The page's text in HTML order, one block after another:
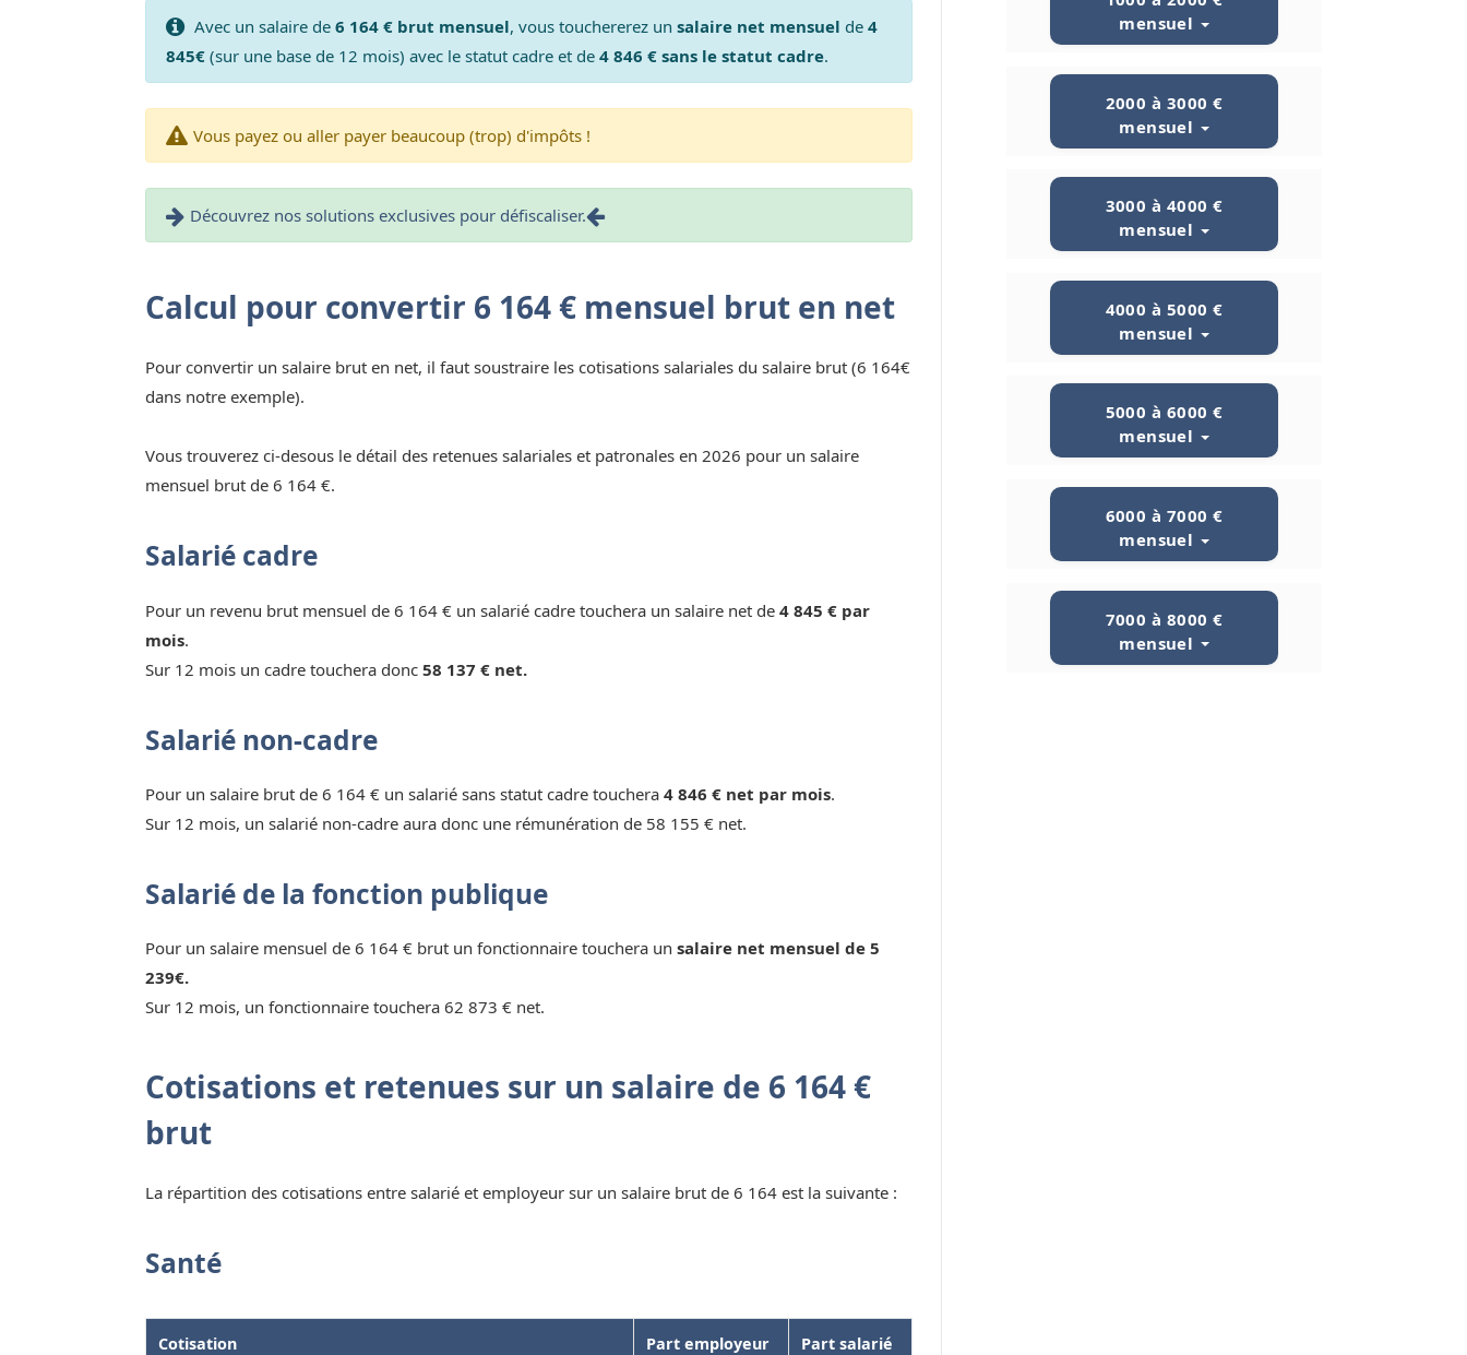
Avec un salaire de 6 164 € brut mensuel, vous touchererez un salaire net mensuel de 4
845€(sur une base de 12 mois) avec le statut cadre et de 4 846 € sans le statut cadre.
Vous payez ou aller payer beaucoup (trop) d'impôts !
Découvrez nos solutions exclusives pour défiscaliser.
Calcul pour convertir 6 164 € mensuel brut en net
Pour convertir un salaire brut en net, il faut soustraire les cotisations salariales du salaire brut (6 164€
dans notre exemple).
Vous trouverez ci-desous le détail des retenues salariales et patronales en 2026 pour un salaire
mensuel brut de 6 164 €.
Salarié cadre
Pour un revenu brut mensuel de 6 164 € un salarié cadre touchera un salaire net de 4 845 € par
mois.
Sur 12 mois un cadre touchera donc 58 137 € net.
Salarié non-cadre
Pour un salaire brut de 6 164 € un salarié sans statut cadre touchera 4 846 € net par mois.
Sur 12 mois, un salarié non-cadre aura donc une rémunération de 58 155 € net.
Salarié de la fonction publique
Pour un salaire mensuel de 6 164 € brut un fonctionnaire touchera un salaire net mensuel de 5
239€.
Sur 12 mois, un fonctionnaire touchera 62 873 € net.
Cotisations et retenues sur un salaire de 6 164 €
brut
La répartition des cotisations entre salarié et employeur sur un salaire brut de 6 164 est la suivante :
Santé
Cotisation Part employeur Part salarié
mensuel
2000 à 3000 €
mensuel
3000 à 4000 €
mensuel
4000 à 5000 €
mensuel
5000 à 6000 €
mensuel
6000 à 7000 €
mensuel
7000 à 8000 €
mensuel